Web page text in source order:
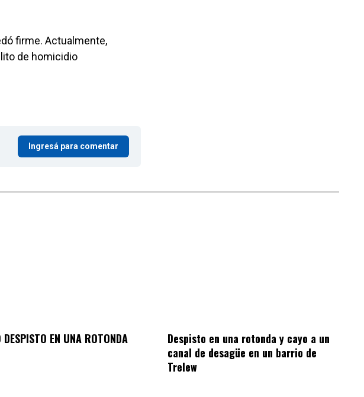
firme. Actualmente,
de homicidio
Ingresá para comentar
EN UNA ROTONDA
Despisto en una rotonda y cayo a un
canal de desagüe en un barrio de
Trelew